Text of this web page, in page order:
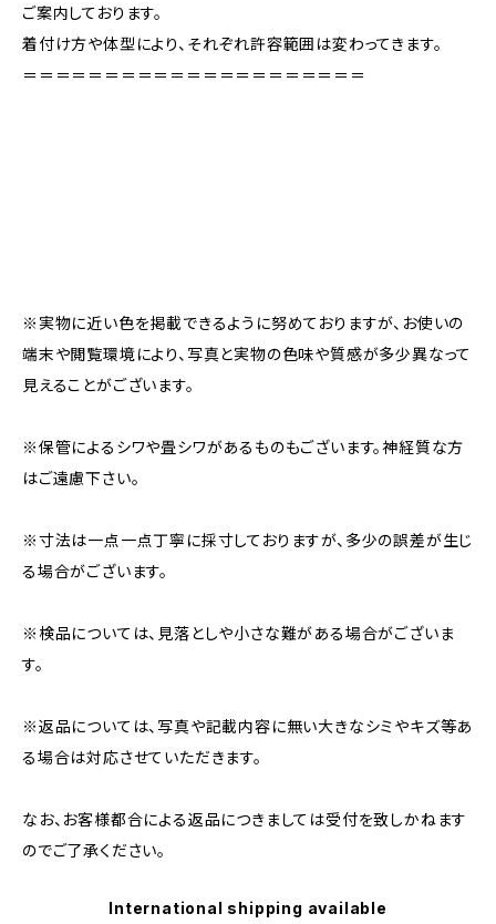
ご案内しております。
着付け方や体型により、それぞれ許容範囲は変わってきます。
＝＝＝＝＝＝＝＝＝＝＝＝＝＝＝＝＝＝＝＝＝
※実物に近い色を掲載できるように努めておりますが、お使いの
端末や閲覧環境により、写真と実物の色味や質感が多少異なって
見えることがございます。
※保管によるシワや畳シワがあるものもございます。神経質な方
はご遠慮下さい。
※寸法は一点一点丁寧に採寸しておりますが、多少の誤差が生じ
る場合がございます。
※検品については、見落としや小さな難がある場合がございま
す。
※返品については、写真や記載内容に無い大きなシミやキズ等あ
る場合は対応させていただきます。
なお、お客様都合による返品につきましては受付を致しかねます
のでご了承ください。
International shipping available